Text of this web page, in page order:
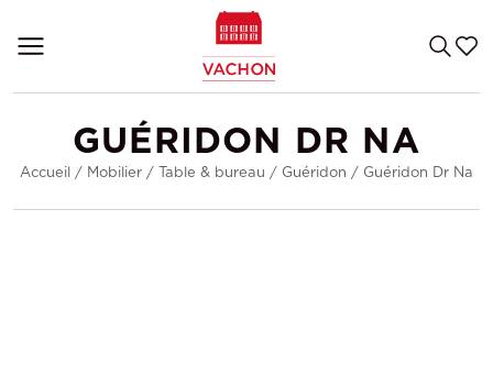
GUÉRIDON DR NA
Accueil / Mobilier / Table & bureau / Guéridon / Guéridon Dr Na